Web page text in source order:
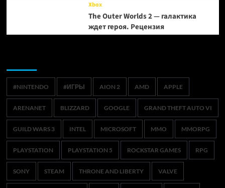
Xbox
The Outer Worlds 2 — галактика
ждет героя. Рецензия
#NINTENDO #ИГРЫ AION 2 AMD APPLE
ARENANET BLIZZARD GOOGLE GRAND THEFT AUTO VI
GUILD WARS 3 INTEL MICROSOFT MMO MMORPG
PLAYSTATION PLAYSTATION 5 ROCKSTAR GAMES RPG
SONY STEAM THRONE AND LIBERTY VALVE